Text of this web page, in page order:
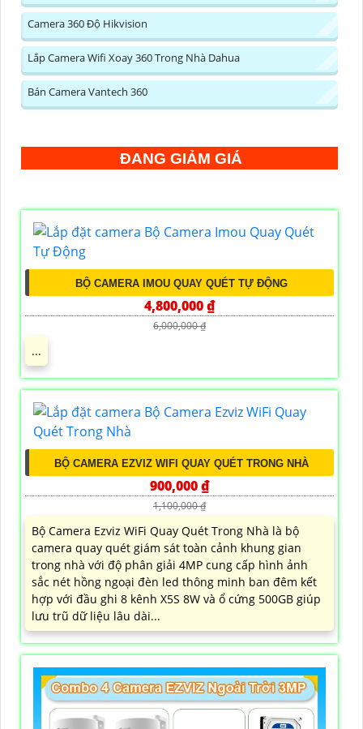
Camera 360 Độ Hikvision
Lắp Camera Wifi Xoay 360 Trong Nhà Dahua
Bán Camera Vantech 360
ĐANG GIẢM GIÁ
BỘ CAMERA IMOU QUAY QUÉT TỰ ĐỘNG
4,800,000 ₫
6,000,000 ₫
...
BỘ CAMERA EZVIZ WIFI QUAY QUÉT TRONG NHÀ
900,000 ₫
1,100,000 ₫
Bộ Camera Ezviz WiFi Quay Quét Trong Nhà là bộ
camera quay quét giám sát toàn cảnh khung gian
trong nhà với độ phân giải 4MP cung cấp hình ảnh
sắc nét hồng ngoại đèn led thông minh ban đêm kết
hợp với đầu ghi 8 kênh X5S 8W và ổ cứng 500GB giúp
lưu trũ dữ liệu lâu dài...